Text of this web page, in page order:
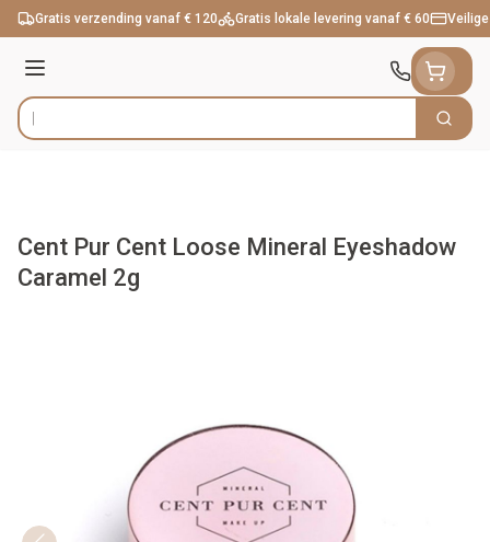
Ga naar de inhoud
Gratis verzending vanaf € 120 Gratis lokale levering vanaf € 60
Menu
Product, merk, categorie... Zoek
Cent Pur Cent Loose Mineral Eyeshadow
Caramel 2g